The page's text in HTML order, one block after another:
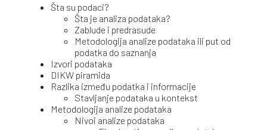
Šta su podaci?
Šta je analiza podataka?
Zablude i predrasude
Metodologija analize podataka ili put od
podatka do saznanja
Izvori podataka
DIKW piramida
Razlika između podatka i informacije
Stavljanje podataka u kontekst
Metodologija analize podataka
Nivoi analize podataka